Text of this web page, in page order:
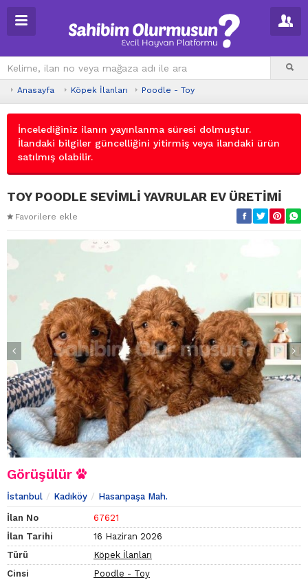
Anasayfa Köpek İlanları Poodle - Toy
İncelediğiniz ilanın yayınlanma süresi dolmuştur.
İlandaki bilgiler güncelliğini yitirmiş veya ilandaki ürün
satılmış olabilir.
TOY POODLE SEVİMLİ YAVRULAR EV ÜRETİMİ
Favorilere ekle
Görüşülür
İstanbul Kadıköy Hasanpaşa Mah.
İlan No
67621
İlan Tarihi
16 Haziran 2026
Türü
Köpek İlanları
Cinsi
Poodle - Toy